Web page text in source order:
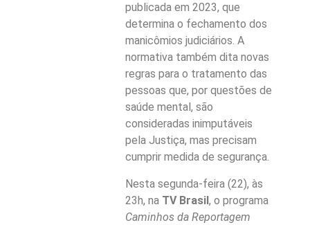
publicada em 2023, que
determina o fechamento dos
manicômios judiciários. A
normativa também dita novas
regras para o tratamento das
pessoas que, por questões de
saúde mental, são
consideradas inimputáveis
pela Justiça, mas precisam
cumprir medida de segurança.
Nesta segunda-feira (22), às
23h, na TV Brasil, o programa
Caminhos da Reportagem